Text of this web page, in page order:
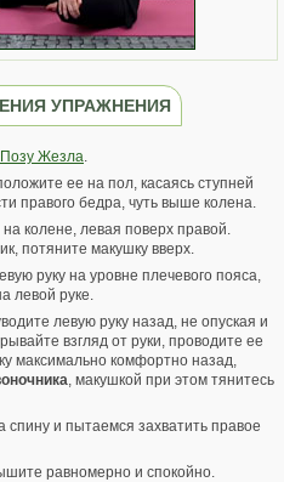
УПРАЖНЕНИЯ
Жезла.
ее на пол, касаясь ступней
правого бедра, чуть выше колена.
колене, левая поверх правой.
потяните макушку вверх.
руку на уровне плечевого пояса,
левой руке.
левую руку назад, не опуская и
взгляд от руки, проводите ее
максимально комфортно назад,
, макушкой при этом тянитесь
спину и пытаемся захватить правое
равномерно и спокойно.